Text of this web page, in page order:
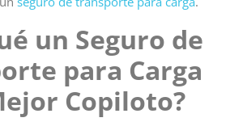
un Seguro de
para Carga
Copiloto?